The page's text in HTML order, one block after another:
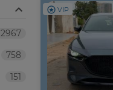
VIP
2967
758
151